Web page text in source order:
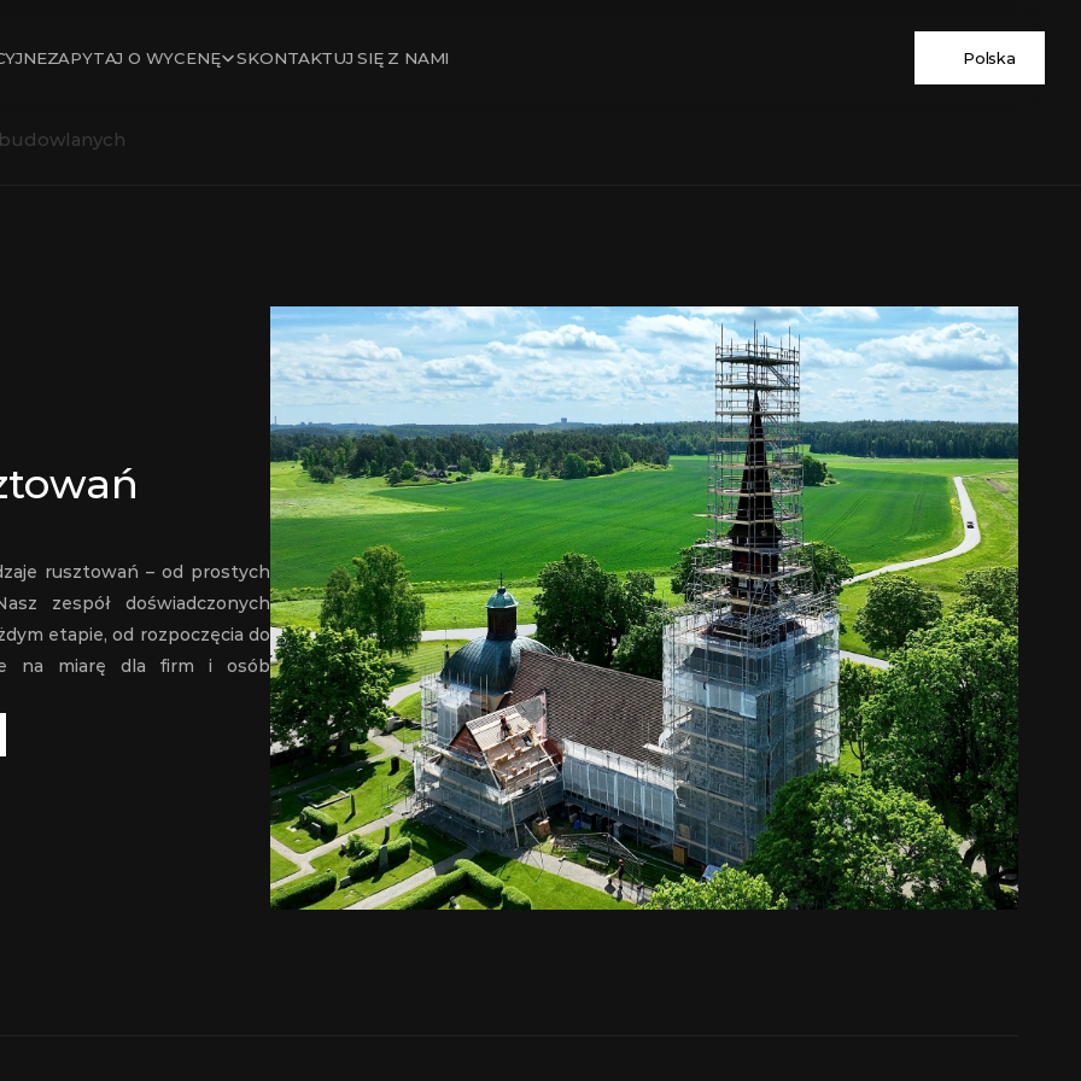
ZAPYTAJ O WYCENĘ SKONTAKTUJ SIĘ Z NAMI Polska
rusztowań – od prostych
zespół doświadczonych
etapie, od rozpoczęcia do
na miarę dla firm i osób